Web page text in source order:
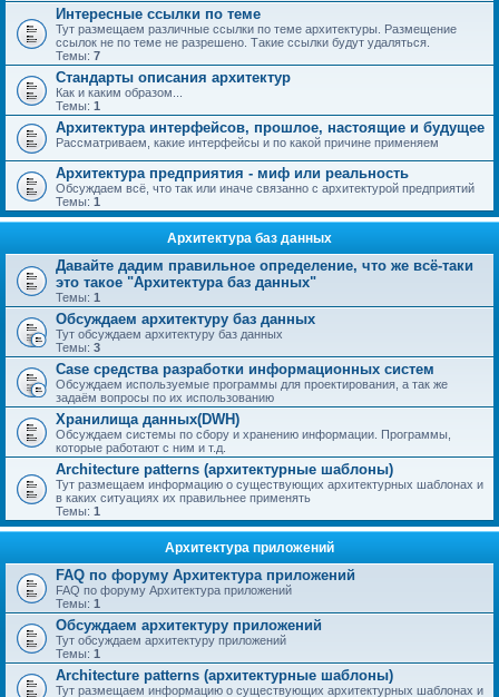
Интересные ссылки по теме
Тут размещаем различные ссылки по теме архитектуры. Размещение
ссылок не по теме не разрешено. Такие ссылки будут удаляться.
Темы: 7
Стандарты описания архитектур
Как и каким образом...
Темы: 1
Архитектура интерфейсов, прошлое, настоящие и будущее
Рассматриваем, какие интерфейсы и по какой причине применяем
Архитектура предприятия - миф или реальность
Обсуждаем всё, что так или иначе связанно с архитектурой предприятий
Темы: 1
Архитектура баз данных
Давайте дадим правильное определение, что же всё-таки
это такое "Архитектура баз данных"
Темы: 1
Обсуждаем архитектуру баз данных
Тут обсуждаем архитектуру баз данных
Темы: 3
Case средства разработки информационных систем
Обсуждаем используемые программы для проектирования, а так же
задаём вопросы по их использованию
Хранилища данных(DWH)
Обсуждаем системы по сбору и хранению информации. Программы,
которые работают с ним и т.д.
Architecture patterns (архитектурные шаблоны)
Тут размещаем информацию о существующих архитектурных шаблонах и
в каких ситуациях их правильнее применять
Темы: 1
Архитектура приложений
FAQ по форуму Архитектура приложений
FAQ по форуму Архитектура приложений
Темы: 1
Обсуждаем архитектуру приложений
Тут обсуждаем архитектуру приложений
Темы: 1
Architecture patterns (архитектурные шаблоны)
Тут размещаем информацию о существующих архитектурных шаблонах и